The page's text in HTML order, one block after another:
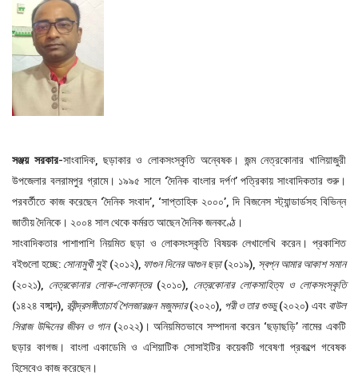
সঞ্জয় সরকার-সাংবাদিক, ছড়াকার ও লোকসংস্কৃতি অন্বেষক। জন্ম নেত্রকোনার খালিয়াজুরী
উপজেলার বলরামপুর গ্রামে। ১৯৯৫ সালে ‘দৈনিক বাংলার দর্পণ’ পত্রিকায় সাংবাদিকতার শুরু।
পরবর্তীতে কাজ করেছেন ‘দৈনিক সংবাদ’, ‘সাপ্তাহিক ২০০০’, দি বিজনেস স্ট্যান্ডার্ডসহ বিভিন্ন
জাতীয় দৈনিকে। ২০০৪ সাল থেকে কর্মরত আছেন দৈনিক জনকণ্ঠে।
সাংবাদিকতার পাশাপাশি নিয়মিত ছড়া ও লোকসংস্কৃতি বিষয়ক লেখালেখি করেন। প্রকাশিত
বইগুলো হচ্ছে: সোনামুখী সুই(২০১২), ফাগুন দিনের আগুন ছড়া(২০১৯), স্বপ্ন আমার আকাশ সমান
(২০২১), নেত্রকোনার লোক-লোকান্তর(২০১০), নেত্রকোনার লোকসাহিত্য ও লোকসংস্কৃতি
(১৪২৪ বঙ্গাব্দ), রবীন্দ্রসঙ্গীতাচার্য শৈলজারঞ্জন মজুমদার(২০২০), পরী ও তার গুড্ডু(২০২০) এবং বাউল
সিরাজ উদ্দিনের জীবন ও গান(২০২২)। অনিয়মিতভাবে সম্পাদনা করেন ‘ছড়াছড়ি’ নামের একটি
ছড়ার কাগজ। বাংলা একাডেমি ও এশিয়াটিক সোসাইটির কয়েকটি গবেষণা প্রকল্পে গবেষক
হিসেবেও কাজ করেছেন।